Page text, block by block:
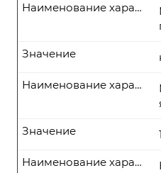
Наименование характеристики
Значение
Наименование характеристики
Значение
Наименование характеристики